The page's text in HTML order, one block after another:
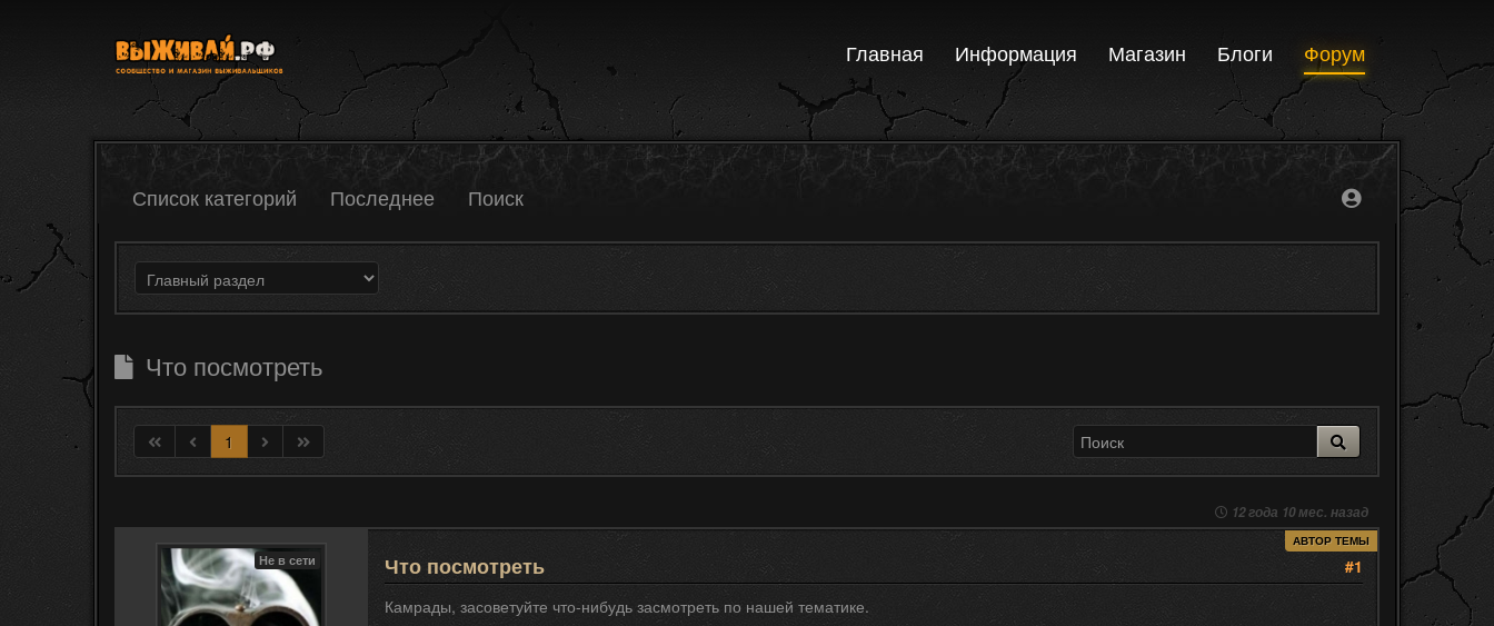
Главная Информация Магазин Блоги Форум
Список категорий Последнее Поиск
Что посмотреть
1
12 года 10 мес. назад
Не в сети
АВТОР ТЕМЫ
Что посмотреть
#1
Камрады, засоветуйте что-нибудь засмотреть по нашей тематике.